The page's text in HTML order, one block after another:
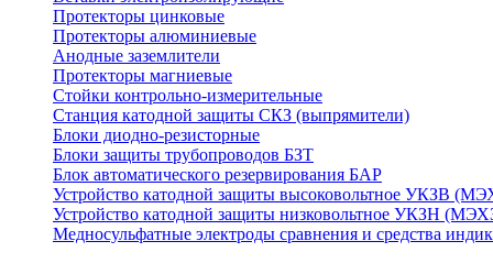
Протекторы цинковые
Протекторы алюминиевые
Анодные заземлители
Протекторы магниевые
Стойки контрольно-измерительные
Станция катодной защиты СКЗ (выпрямители)
Блоки диодно-резисторные
Блоки защиты трубопроводов БЗТ
Блок автоматического резервирования БАР
Устройство катодной защиты высоковольтное УКЗВ
Устройство катодной защиты низковольтное УКЗН
Медносульфатные электроды сравнения и средства